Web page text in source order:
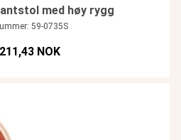
med høy rygg
59-0735S
NOK